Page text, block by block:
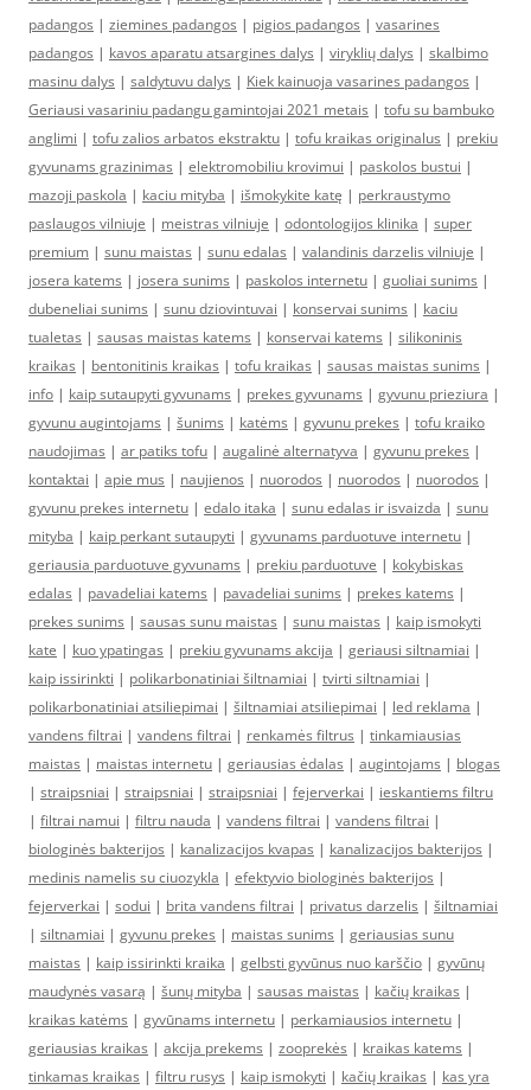
padangos | ziemines padangos | pigios padangos | vasarines
padangos | kavos aparatu atsargines dalys | viryklių dalys | skalbimo
masinu dalys | saldytuvu dalys | Kiek kainuoja vasarines padangos |
Geriausi vasariniu padangu gamintojai 2021 metais | tofu su bambuko
anglimi | tofu zalios arbatos ekstraktu | tofu kraikas originalus | prekiu
gyvunams grazinimas | elektromobiliu krovimui | paskolos bustui |
mazoji paskola | kaciu mityba | išmokykite katę | perkraustymo
paslaugos vilniuje | meistras vilniuje | odontologijos klinika | super
premium | sunu maistas | sunu edalas | valandinis darzelis vilniuje |
josera katems | josera sunims | paskolos internetu | guoliai sunims |
dubeneliai sunims | sunu dziovintuvai | konservai sunims | kaciu
tualetas | sausas maistas katems | konservai katems | silikoninis
kraikas | bentonitinis kraikas | tofu kraikas | sausas maistas sunims |
info | kaip sutaupyti gyvunams | prekes gyvunams | gyvunu prieziura |
gyvunu augintojams | šunims | katėms | gyvunu prekes | tofu kraiko
naudojimas | ar patiks tofu | augalinė alternatyva | gyvunu prekes |
kontaktai | apie mus | naujienos | nuorodos | nuorodos | nuorodos |
gyvunu prekes internetu | edalo itaka | sunu edalas ir isvaizda | sunu
mityba | kaip perkant sutaupyti | gyvunams parduotuve internetu |
geriausia parduotuve gyvunams | prekiu parduotuve | kokybiskas
edalas | pavadeliai katems | pavadeliai sunims | prekes katems |
prekes sunims | sausas sunu maistas | sunu maistas | kaip ismokyti
kate | kuo ypatingas | prekiu gyvunams akcija | geriausi siltnamiai |
kaip issirinkti | polikarbonatiniai šiltnamiai | tvirti siltnamiai |
polikarbonatiniai atsiliepimai | šiltnamiai atsiliepimai | led reklama |
vandens filtrai | vandens filtrai | renkamės filtrus | tinkamiausias
maistas | maistas internetu | geriausias ėdalas | augintojams | blogas
| straipsniai | straipsniai | straipsniai | fejerverkai | ieskantiems filtru
| filtrai namui | filtru nauda | vandens filtrai | vandens filtrai |
biologinės bakterijos | kanalizacijos kvapas | kanalizacijos bakterijos |
medinis namelis su ciuozykla | efektyvio biologinės bakterijos |
fejerverkai | sodui | brita vandens filtrai | privatus darzelis | šiltnamiai
| siltnamiai | gyvunu prekes | maistas sunims | geriausias sunu
maistas | kaip issirinkti kraika | gelbsti gyvūnus nuo karščio | gyvūnų
maudynės vasarą | šunų mityba | sausas maistas | kačių kraikas |
kraikas katėms | gyvūnams internetu | perkamiausios internetu |
geriausias kraikas | akcija prekems | zooprekės | kraikas katems |
tinkamas kraikas | filtru rusys | kaip ismokyti | kačių kraikas | kas yra